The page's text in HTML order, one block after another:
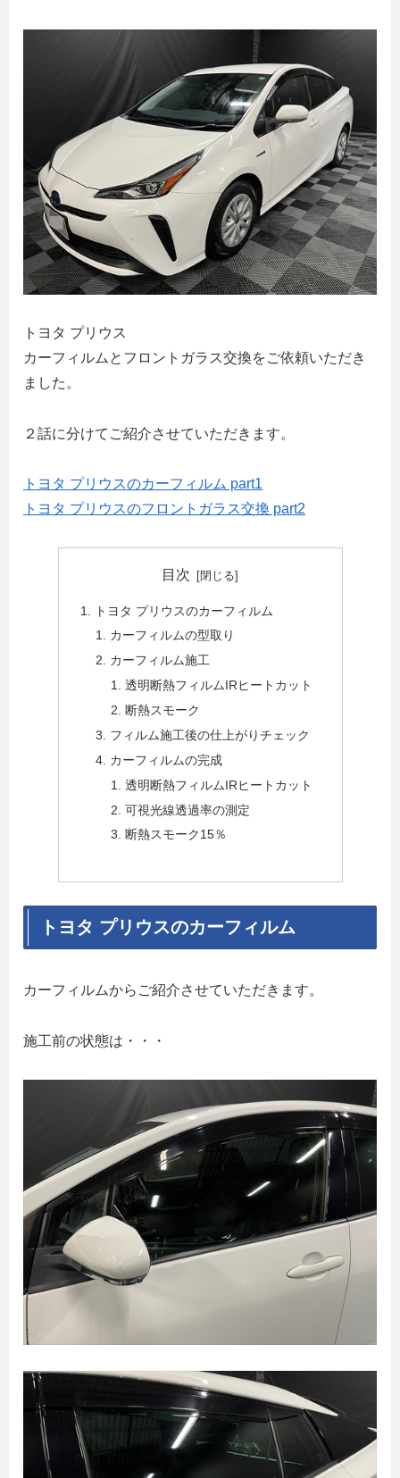
トヨタ プリウス
カーフィルムとフロントガラス交換をご依頼いただき
ました。
２話に分けてご紹介させていただきます。
トヨタ プリウスのカーフィルム part1
トヨタ プリウスのフロントガラス交換 part2
目次
トヨタ プリウスのカーフィルム
カーフィルムの型取り
カーフィルム施工
透明断熱フィルムIRヒートカット
断熱スモーク
フィルム施工後の仕上がりチェック
カーフィルムの完成
透明断熱フィルムIRヒートカット
可視光線透過率の測定
断熱スモーク15％
トヨタ プリウスのカーフィルム
カーフィルムからご紹介させていただきます。
施工前の状態は・・・